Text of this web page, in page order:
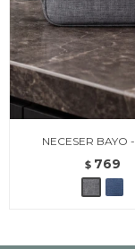
NECESER BAYO
$ 769